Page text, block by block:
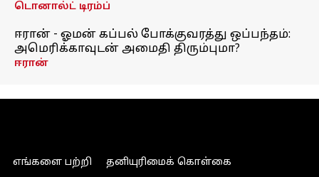
டொனால்ட் டிரம்ப்
ஈரான் - ஓமன் கப்பல் போக்குவரத்து ஒப்பந்தம்:
அமெரிக்காவுடன் அமைதி திரும்புமா?
ஈரான்
எங்களை பற்றி தனியுரிமைக் கொள்கை